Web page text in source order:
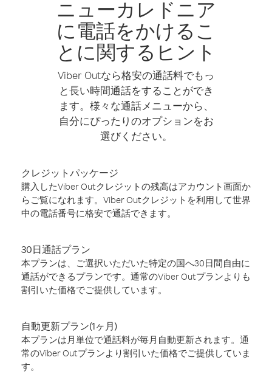
ニューカレドニア
に電話をかけるこ
とに関するヒント
Viber Outなら格安の通話料でもっ
と長い時間通話をすることができ
ます。様々な通話メニューから、
自分にぴったりのオプションをお
選びください。
クレジットパッケージ
購入したViber Outクレジットの残高はアカウント画面か
らご覧になれます。Viber Outクレジットを利用して世界
中の電話番号に格安で通話できます。
30日通話プラン
本プランは、ご選択いただいた特定の国へ30日間自由に
通話ができるプランです。通常のViber Outプランよりも
割引いた価格でご提供しています。
自動更新プラン(1ヶ月)
本プランは月単位で通話料が毎月自動更新されます。通
常のViber Outプランより割引いた価格でご提供していま
す。